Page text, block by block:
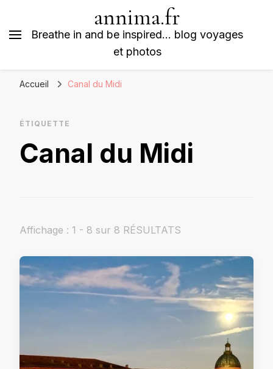
annima.fr
Breathe in and be inspired… blog voyages
et photos
Accueil Canal du Midi
ÉTIQUETTE
Canal du Midi
Affichage : 1 - 8 sur 8 RÉSULTATS